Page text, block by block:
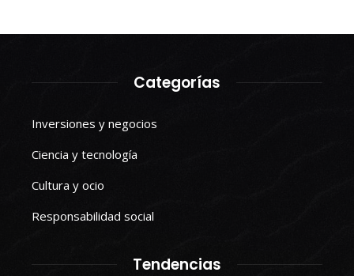
Categorías
Inversiones y negocios
Ciencia y tecnología
Cultura y ocio
Responsabilidad social
Tendencias